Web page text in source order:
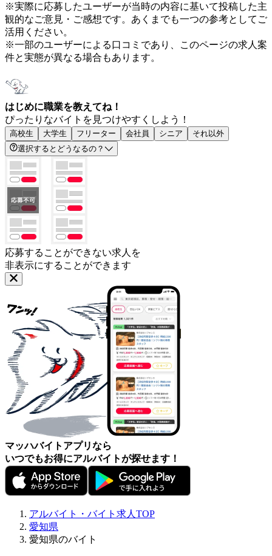
※実際に応募したユーザーが当時の内容に基いて投稿した主
観的なご意見・ご感想です。あくまでも一つの参考としてご
活用ください。
※一部のユーザーによる口コミであり、このページの求人案
件と実態が異なる場合もあります。
はじめに職業を教えてね！
ぴったりなバイトを見つけやすくしよう！
高校生 大学生 フリーター 会社員 シニア
それ以外
選択するとどうなるの？
応募することができない求人を
非表示にすることができます
マッハバイトアプリなら
いつでもお得にアルバイトが探せます！
アルバイト・バイト求人TOP
愛知県
愛知県のバイト